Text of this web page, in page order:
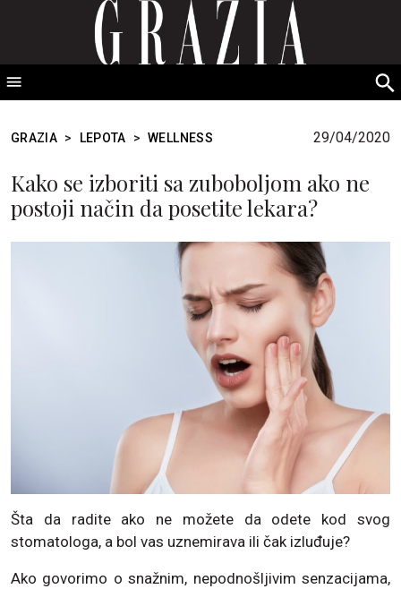
GRAZIA Srbija
GRAZIA > LEPOTA > WELLNESS 29/04/2020
Kako se izboriti sa zuboboljom ako ne
postoji način da posetite lekara?
Šta da radite ako ne možete da odete kod svog
stomatologa, a bol vas uznemirava ili čak izluđuje?
Ako govorimo o snažnim, nepodnošljivim senzacijama,